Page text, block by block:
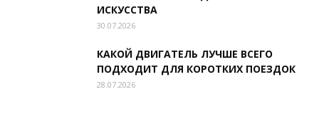
ИСКУССТВА
30.07.2026
КАКОЙ ДВИГАТЕЛЬ ЛУЧШЕ ВСЕГО
ПОДХОДИТ ДЛЯ КОРОТКИХ ПОЕЗДОК
28.07.2026